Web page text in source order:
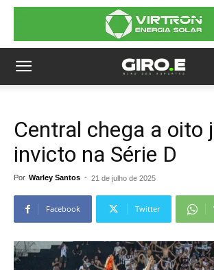
Central chega a oito
invicto na Série D
Por Warley Santos - 21 de julho de 2025
Facebook Twitter